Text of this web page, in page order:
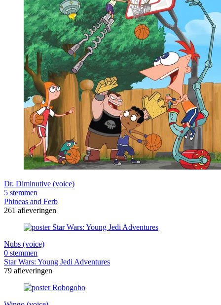
Dr. Diminutive (voice)
5 stemmen
Phineas and Ferb
261 afleveringen
Nubs (voice)
0 stemmen
Star Wars: Young Jedi Adventures
79 afleveringen